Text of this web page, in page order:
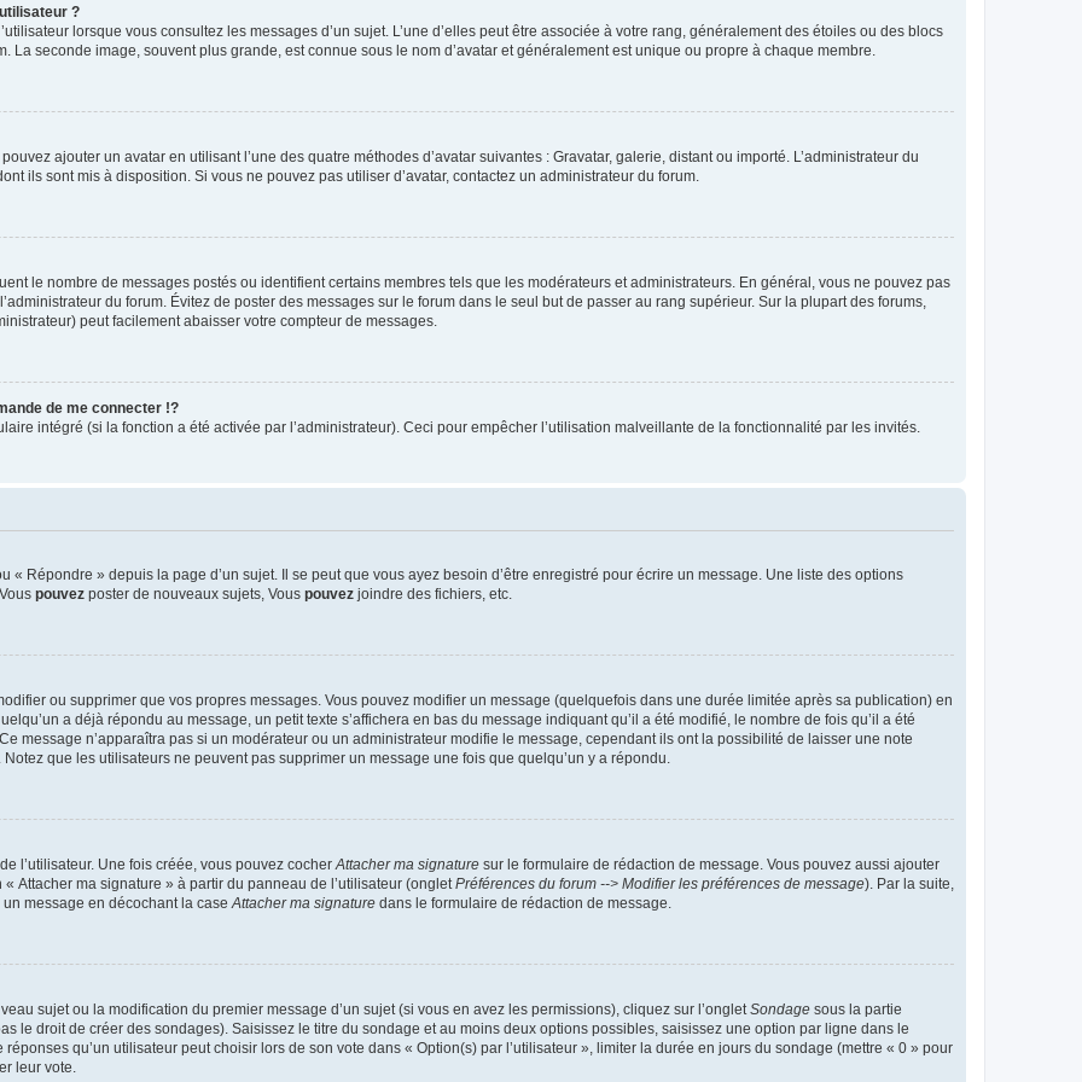
?
lorsque vous consultez les messages d’un sujet. L’une d’elles peut être associée à votre rang, généralement des étoiles ou des blocs
La seconde image, souvent plus grande, est connue sous le nom d’avatar et généralement est unique ou propre à chaque membre.
ajouter un avatar en utilisant l’une des quatre méthodes d’avatar suivantes : Gravatar, galerie, distant ou importé. L’administrateur du
ils sont mis à disposition. Si vous ne pouvez pas utiliser d’avatar, contactez un administrateur du forum.
le nombre de messages postés ou identifient certains membres tels que les modérateurs et administrateurs. En général, vous ne pouvez pas
du forum. Évitez de poster des messages sur le forum dans le seul but de passer au rang supérieur. Sur la plupart des forums,
peut facilement abaisser votre compteur de messages.
de me connecter !?
intégré (si la fonction a été activée par l’administrateur). Ceci pour empêcher l’utilisation malveillante de la fonctionnalité par les invités.
« Répondre » depuis la page d’un sujet. Il se peut que vous ayez besoin d’être enregistré pour écrire un message. Une liste des options
pouvez poster de nouveaux sujets, Vous pouvez joindre des fichiers, etc.
ou supprimer que vos propres messages. Vous pouvez modifier un message (quelquefois dans une durée limitée après sa publication) en
a déjà répondu au message, un petit texte s’affichera en bas du message indiquant qu’il a été modifié, le nombre de fois qu’il a été
message n’apparaîtra pas si un modérateur ou un administrateur modifie le message, cependant ils ont la possibilité de laisser une note
que les utilisateurs ne peuvent pas supprimer un message une fois que quelqu’un y a répondu.
l’utilisateur. Une fois créée, vous pouvez cocher Attacher ma signature sur le formulaire de rédaction de message. Vous pouvez aussi ajouter
Attacher ma signature » à partir du panneau de l’utilisateur (onglet Préférences du forum --> Modifier les préférences de message). Par la suite,
message en décochant la case Attacher ma signature dans le formulaire de rédaction de message.
sujet ou la modification du premier message d’un sujet (si vous en avez les permissions), cliquez sur l’onglet Sondage sous la partie
le droit de créer des sondages). Saisissez le titre du sondage et au moins deux options possibles, saisissez une option par ligne dans le
qu’un utilisateur peut choisir lors de son vote dans « Option(s) par l’utilisateur », limiter la durée en jours du sondage (mettre « 0 » pour
leur vote.